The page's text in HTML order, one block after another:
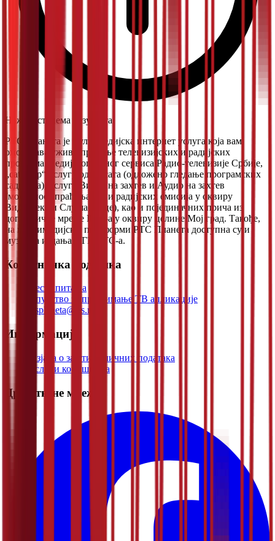
Нажалост, нема резултата.
РТС Планета је мултимедијска интернет услуга која вам
омогућава уживо праћење телевизијских и радијских
програма Медијског јавног сервиса Радио-телевизије Србије,
„catch up“ услугу од 72 сата (одложено гледање програмских
садржаја), услуге Видео на захтев и Аудио на захтев
(могућност праћења ТВ и радијских емисија у оквиру
Видеотеке и Слушаонице), као и појединачних прича из
дописничке мреже РТС-а у оквиру целине Мој град. Такође,
на мултимедијској платформи РТС Планета доступна су и
музичка издања ПГП РТС-а.
Корисничка подршка
Честа питања
Упутство за преузимање ТВ апликације
rtsplaneta@rts.rs
Информације
Изјава о заштити личних података
Услови коришћења
Друштвене мреже